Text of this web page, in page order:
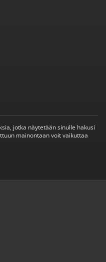
jotka näytetään sinulle hakusi
mainontaan voit vaikuttaa